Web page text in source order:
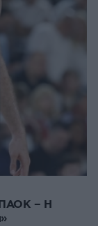
ΠΑΟΚ – Η